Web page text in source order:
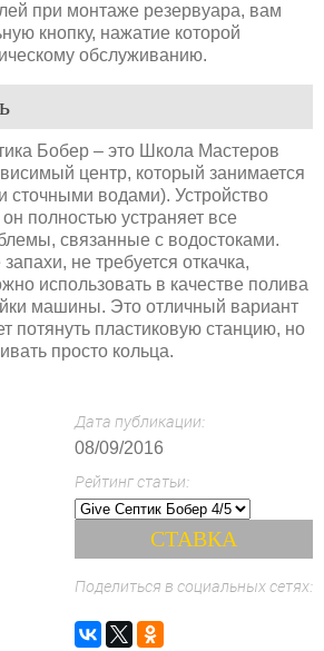
при монтаже резервуара, вам
кнопку, нажатие которой
обслуживанию.
Бобер – это Школа Мастеров
центр, который занимается
сточными водами). Устройство
полностью устраняет все
связанные с водостоками.
не требуется откачка,
использовать в качестве полива
машины. Это отличный вариант
потянуть пластиковую станцию, но
просто кольца.
Дата публикации:
08/09/2016
Рейтинг статьи:
Поделиться в социальных сетях: